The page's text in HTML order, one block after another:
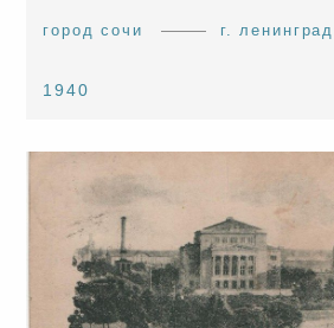
город сочи г. ленинград
1940